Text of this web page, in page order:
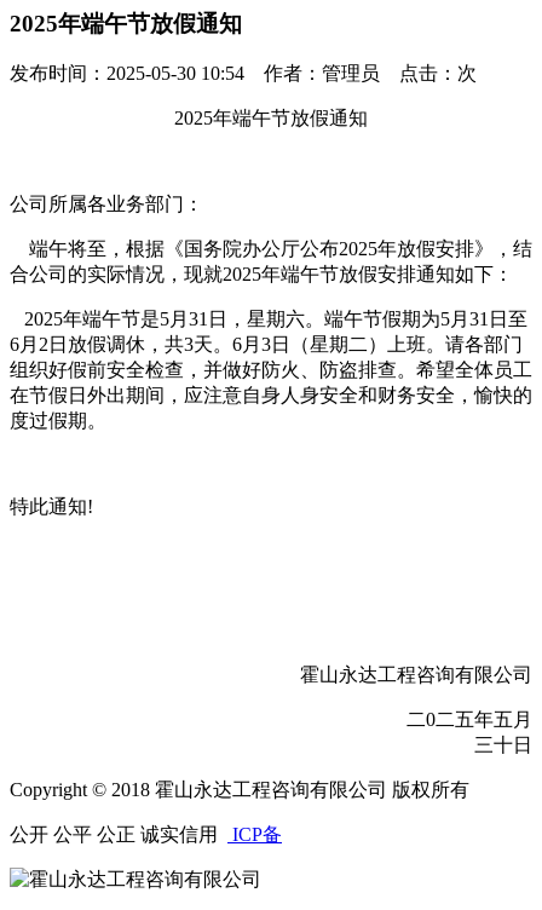
2025年端午节放假通知
发布时间：2025-05-30 10:54 作者：管理员 点击： 次
2025年端午节放假通知
公司所属各业务部门：
端午将至，根据《国务院办公厅公布2025年放假安排》，结
合公司的实际情况，现就2025年端午节放假安排通知如下：
2025年端午节是5月 31 日，星期六。 端午节假期为5月 31 日至
6月 2日 放假调休 ，共3天。 6月 3日（星期二）上班。请各部门
组织好假前安全检查，并做好防火、防盗排查。 希望全体员工
在节假日外出期间，应注意自身人身安全和财务安全，愉快的
度过假期。
特此通知!
霍山永达工程咨询有限公司
二0二五年五月
三十日
Copyright © 2018 霍山永达工程咨询有限公司 版权所有
公开 公平 公正 诚实信用 ICP备